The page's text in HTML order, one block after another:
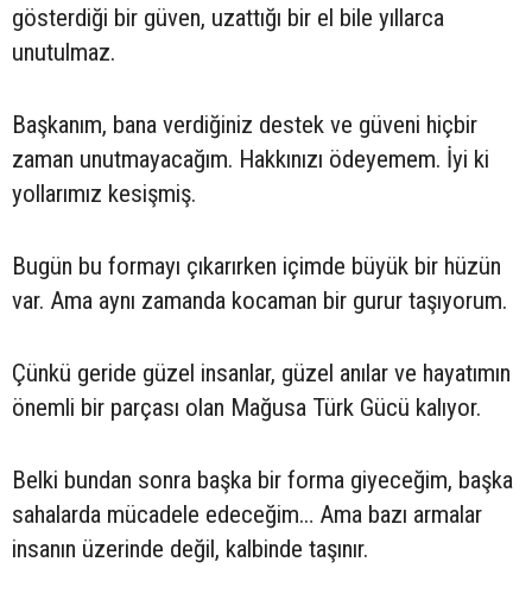
gösterdiği bir güven, uzattığı bir el bile yıllarca
unutulmaz.
Başkanım, bana verdiğiniz destek ve güveni hiçbir
zaman unutmayacağım. Hakkınızı ödeyemem. İyi ki
yollarımız kesişmiş.
Bugün bu formayı çıkarırken içimde büyük bir hüzün
var. Ama aynı zamanda kocaman bir gurur taşıyorum.
Çünkü geride güzel insanlar, güzel anılar ve hayatımın
önemli bir parçası olan Mağusa Türk Gücü kalıyor.
Belki bundan sonra başka bir forma giyeceğim, başka
sahalarda mücadele edeceğim… Ama bazı armalar
insanın üzerinde değil, kalbinde taşınır.